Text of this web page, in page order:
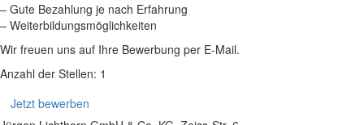
– Gute Bezahlung je nach Erfahrung
– Weiterbildungsmöglichkeiten
Wir freuen uns auf Ihre Bewerbung per E-Mail.
Anzahl der Stellen: 1
Jetzt bewerben